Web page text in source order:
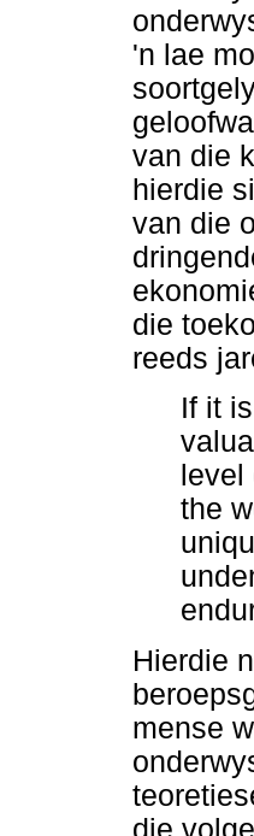
'n lae
van die
hierdie
van die
die
reeds
If it
the
Hierdie
mense
die